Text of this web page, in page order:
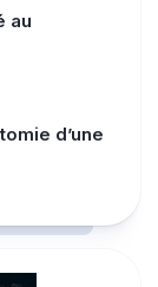
au
d’une